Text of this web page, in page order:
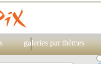
galeries par thèmes